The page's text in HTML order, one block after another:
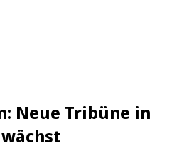
Neue Tribüne in